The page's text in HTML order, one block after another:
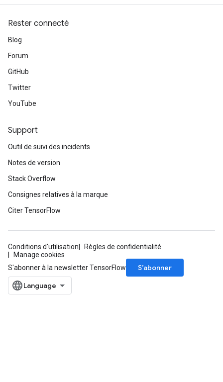
Rester connecté
Blog
Forum
GitHub
Twitter
YouTube
Support
Outil de suivi des incidents
Notes de version
Stack Overflow
Consignes relatives à la marque
Citer TensorFlow
Conditions d'utilisation
Règles de confidentialité
Manage cookies
S'abonner à la newsletter TensorFlow
S’abonner